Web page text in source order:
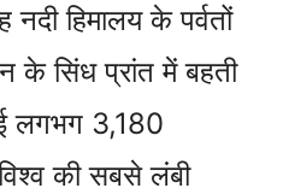
हिमालय के पर्वतों
के सिंध प्रांत में बहती
लगभग 3,180
की सबसे लंबी